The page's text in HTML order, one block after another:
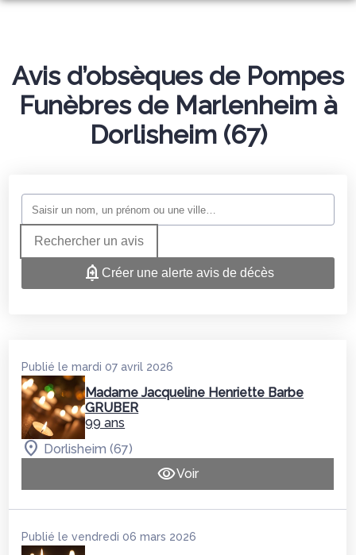
SERVICES AUX FAMILLES
NOTRE AGENCE
NOTRE CHAMBRE FUNERAIRE
Avis d’obsèques de Pompes
Funèbres de Marlenheim à
Dorlisheim (67)
Rechercher un avis
Créer une alerte avis de décès
Publié le mardi 07 avril 2026
Madame Jacqueline Henriette Barbe
GRUBER
99 ans
Dorlisheim (67)
Voir
Publié le vendredi 06 mars 2026